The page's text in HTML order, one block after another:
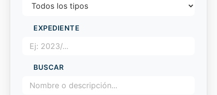
EXPEDIENTE
BUSCAR